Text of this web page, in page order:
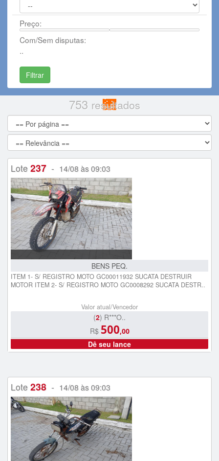
Preço:
Com/Sem disputas:
..
753 resultados
Lote 237 - 14/08 às 09:03
BENS PEQ.
ITEM 1- S/ REGISTRO MOTO GC00011932 SUCATA DESTRUIR
MOTOR ITEM 2- S/ REGISTRO MOTO GC0008292 SUCATA DESTR..
Valor atual/Vencedor
(2) R***O..
R$ 500,00
Dê seu lance
Lote 238 - 14/08 às 09:03